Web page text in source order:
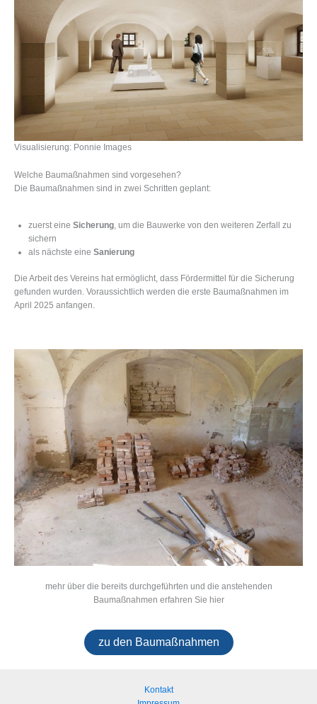
Visualisierung: Ponnie Images
Welche Baumaßnahmen sind vorgesehen?
Die Baumaßnahmen sind in zwei Schritten geplant:
zuerst eine Sicherung , um die Bauwerke von den weiteren Zerfall zu
sichern
als nächste eine Sanierung
Die Arbeit des Vereins hat ermöglicht, dass Fördermittel für die Sicherung
gefunden wurden. Voraussichtlich werden die erste Baumaßnahmen im
April 2025 anfangen.
mehr über die bereits durchgeführten und die anstehenden
Baumaßnahmen erfahren Sie hier
zu den Baumaßnahmen
Kontakt